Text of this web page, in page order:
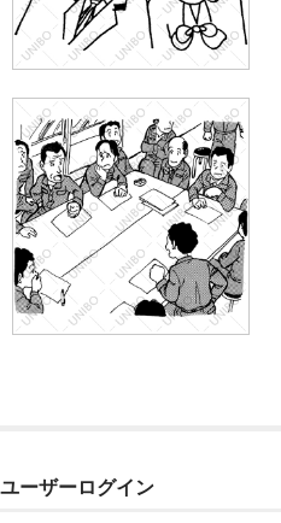
ユーザーログイン